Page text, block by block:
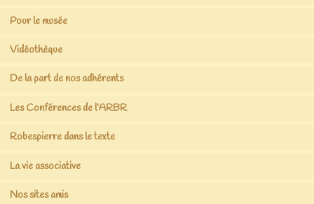
Pour le musée
Vidéothèque
De la part de nos adhérents
Les Conférences de l’ARBR
Robespierre dans le texte
La vie associative
Nos sites amis